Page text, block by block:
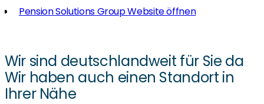
Pension Solutions Group Website öffnen
Wir sind deutschlandweit für Sie da
Wir haben auch einen Standort in
Ihrer Nähe